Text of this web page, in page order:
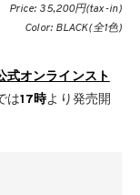
Price: 35,200円(tax-in)
Color: BLACK(全1色)
式オンラインスト
は17時より発売開